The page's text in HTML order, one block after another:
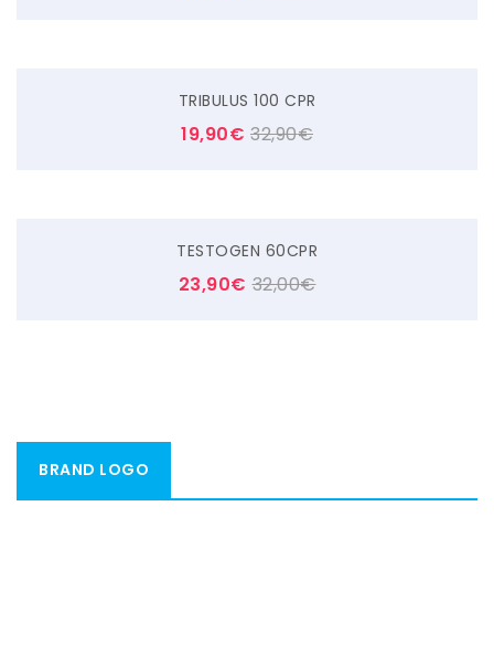
TRIBULUS 100 CPR
19,90€ 32,90€
TESTOGEN 60CPR
23,90€ 32,00€
BRAND LOGO